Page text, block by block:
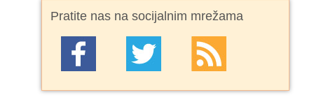
Pratite nas na socijalnim mrežama